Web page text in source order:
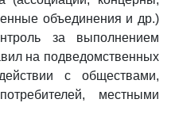
объединения и др.)
за выполнением
на подведомственных
с обществами,
местными